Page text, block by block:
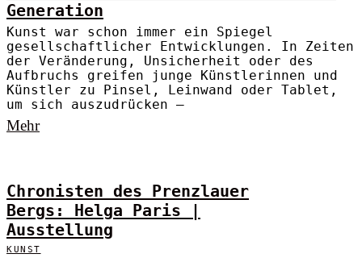
Generation
Kunst war schon immer ein Spiegel
gesellschaftlicher Entwicklungen. In Zeiten
der Veränderung, Unsicherheit oder des
Aufbruchs greifen junge Künstlerinnen und
Künstler zu Pinsel, Leinwand oder Tablet,
um sich auszudrücken –
Mehr
Chronisten des Prenzlauer
Bergs: Helga Paris |
Ausstellung
KUNST